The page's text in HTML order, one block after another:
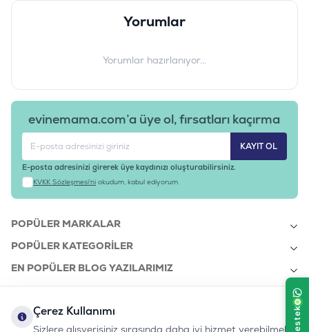
Yorumlar
Yorumlar hazırlanıyor...
evinemama.com’a üye ol, fırsatları kaçırma
KAYIT OL
E-posta adresinizi girerek üye kaydınızı oluşturabilirsiniz.
KVKK Sözleşmesi'ni okudum, kabul ediyorum.
POPÜLER MARKALAR
POPÜLER KATEGORILER
EN POPÜLER BLOG YAZILARIMIZ
KURUMSAL
Çerez Kullanımı
Sizlere alışverişiniz sırasında daha iyi hizmet verebilmek